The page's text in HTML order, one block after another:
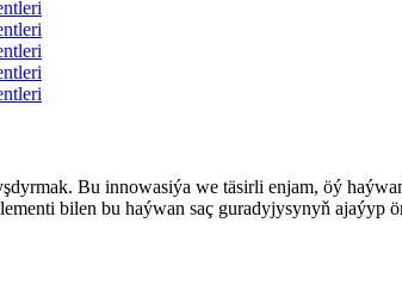
Bu innowasiýa we täsirli enjam, öý
bilen bu haýwan saç guradyjysynyň